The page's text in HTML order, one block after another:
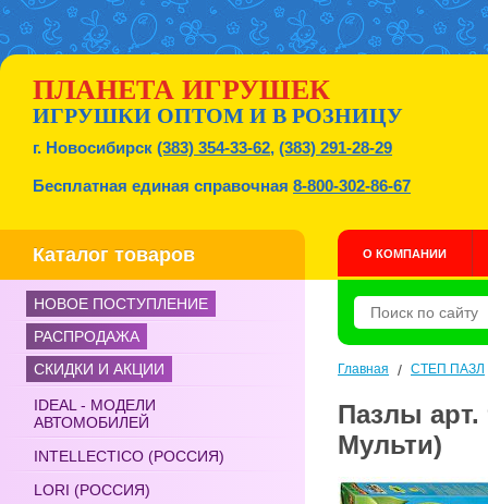
ПЛАНЕТА ИГРУШЕК
ИГРУШКИ ОПТОМ И В РОЗНИЦУ
г. Новосибирск (383) 354-33-62, (383) 291-28-29
Бесплатная единая справочная 8-800-302-86-67
Каталог товаров О КОМПАНИИ
НОВОЕ ПОСТУПЛЕНИЕ
РАСПРОДАЖА
СКИДКИ И АКЦИИ
IDEAL - МОДЕЛИ
АВТОМОБИЛЕЙ
INTELLECTICO (РОССИЯ)
LORI (РОССИЯ)
Главная / СТЕП ПАЗЛ
Пазлы арт.
Мульти)